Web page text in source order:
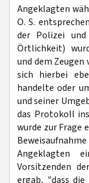
Angeklagten
O. S.
der Polizei
Örtlichkeit)
und dem Zeugen
sich hierbei
handelte oder
und seiner
das Protokoll
wurde zur Frage
Angeklagten
Vorsitzenden
ergab, "dass